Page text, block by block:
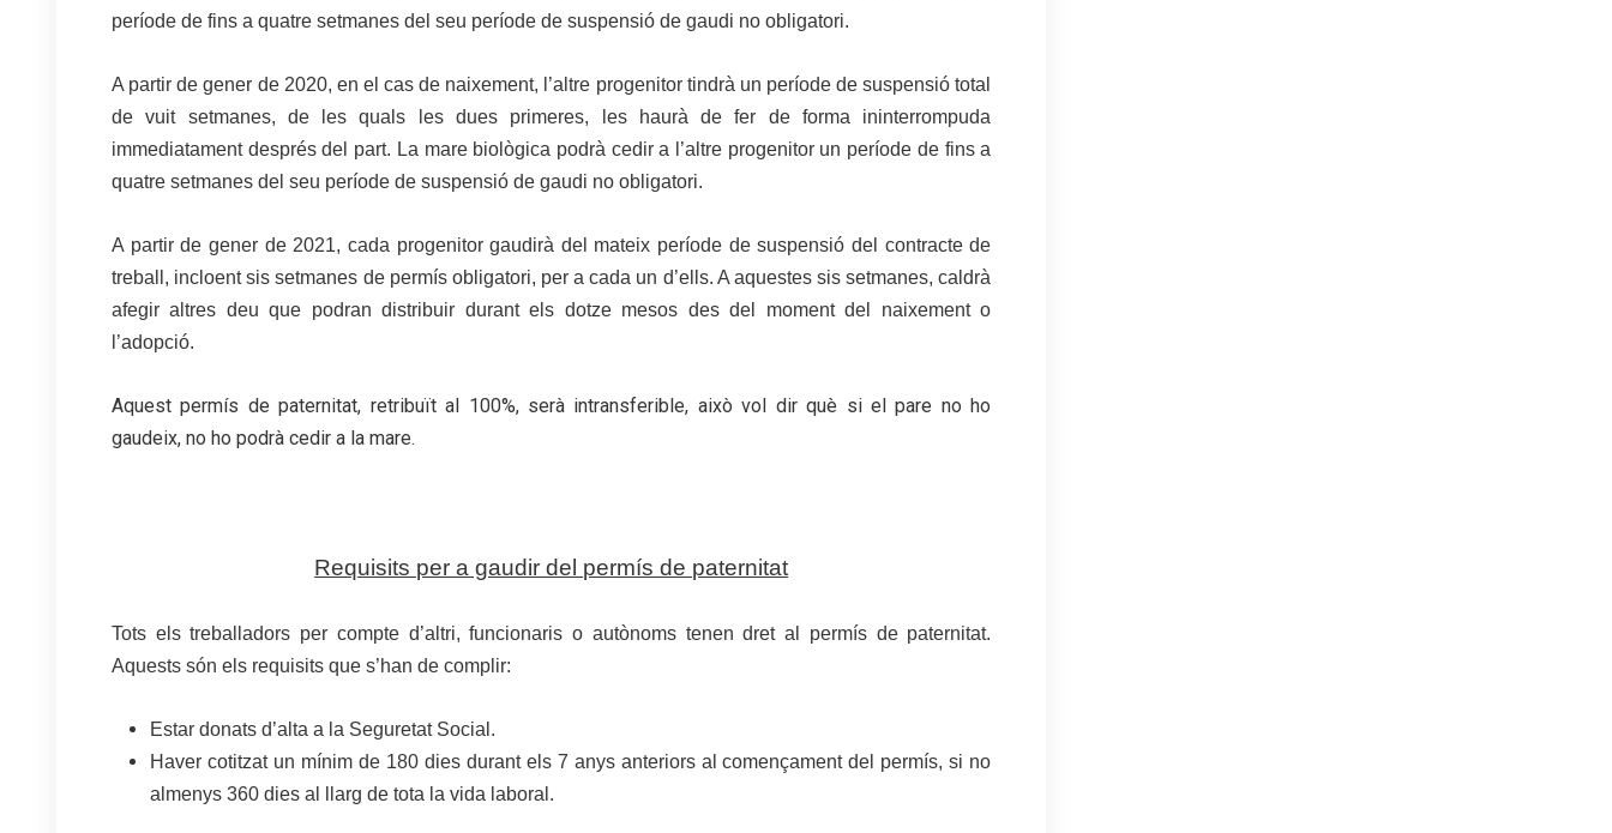
període de fins a quatre setmanes del seu període de suspensió de gaudi no obligatori.
A partir de gener de 2020, en el cas de naixement, l’altre progenitor tindrà un període de suspensió total
de vuit setmanes, de les quals les dues primeres, les haurà de fer de forma ininterrompuda
immediatament després del part. La mare biològica podrà cedir a l’altre progenitor un període de fins a
quatre setmanes del seu període de suspensió de gaudi no obligatori.
A partir de gener de 2021, cada progenitor gaudirà del mateix període de suspensió del contracte de
treball, incloent sis setmanes de permís obligatori, per a cada un d’ells. A aquestes sis setmanes, caldrà
afegir altres deu que podran distribuir durant els dotze mesos des del moment del naixement o
l’adopció.
Aquest permís de paternitat, retribuït al 100%, serà intransferible, això vol dir què si el pare no ho
gaudeix, no ho podrà cedir a la mare.
Requisits per a gaudir del permís de paternitat
Tots els treballadors per compte d’altri, funcionaris o autònoms tenen dret al permís de paternitat.
Aquests són els requisits que s’han de complir:
Estar donats d’alta a la Seguretat Social.
Haver cotitzat un mínim de 180 dies durant els 7 anys anteriors al començament del permís, si no
almenys 360 dies al llarg de tota la vida laboral.